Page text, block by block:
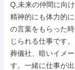
Q,未来の仲間に向
精神的にも体力的
の言葉をもらった
じられる仕事です。
葬儀社、暗いイメ
す。一緒に仕事が